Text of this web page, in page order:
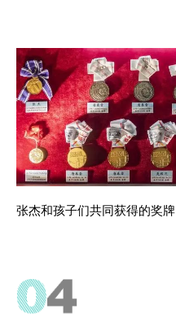
张杰和孩子们共同获得的奖牌